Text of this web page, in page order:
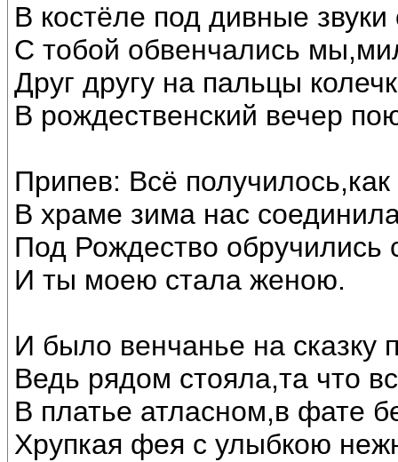
В костёле под дивные звуки
С тобой обвенчались
Друг другу на пальцы
В рождественский вечер
Припев: Всё
В храме зима нас
Под Рождество обручились
И ты моею стала женою.
И было венчанье на сказку
Ведь рядом стояла,та что
В платье атласном,в фате
Хрупкая фея с улыбкою